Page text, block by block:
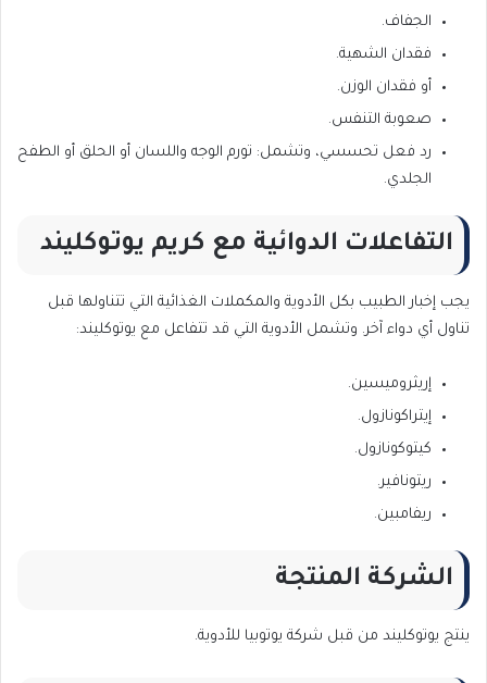
الجفاف.
فقدان الشهية.
أو فقدان الوزن.
صعوبة التنفس.
رد فعل تحسسي، وتشمل: تورم الوجه واللسان أو الحلق أو الطفح
الجلدي.
التفاعلات الدوائية مع كريم يوتوكليند
يجب إخبار الطبيب بكل الأدوية والمكملات الغذائية التي تتناولها قبل
تناول أي دواء آخر. وتشمل الأدوية التي قد تتفاعل مع يوتوكليند:
إريثروميسين.
إيتراكونازول.
كيتوكونازول.
ريتونافير.
ريفامبين.
الشركة المنتجة
ينتج يوتوكليند من قبل شركة يوتوبيا للأدوية.